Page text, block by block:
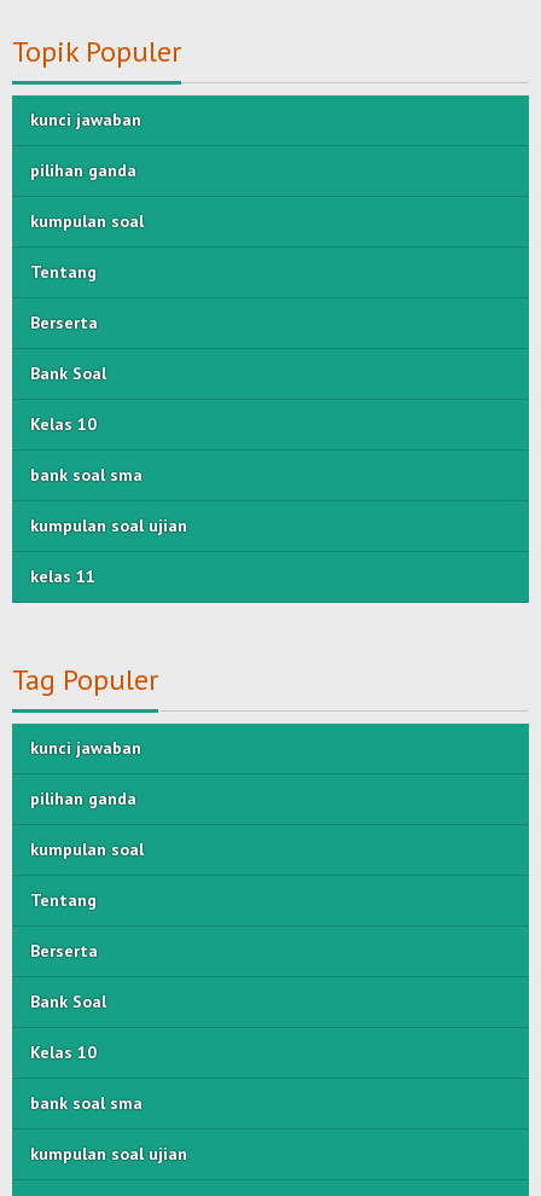
Topik Populer
kunci jawaban
pilihan ganda
kumpulan soal
Tentang
Berserta
Bank Soal
Kelas 10
bank soal sma
kumpulan soal ujian
kelas 11
Tag Populer
kunci jawaban
pilihan ganda
kumpulan soal
Tentang
Berserta
Bank Soal
Kelas 10
bank soal sma
kumpulan soal ujian